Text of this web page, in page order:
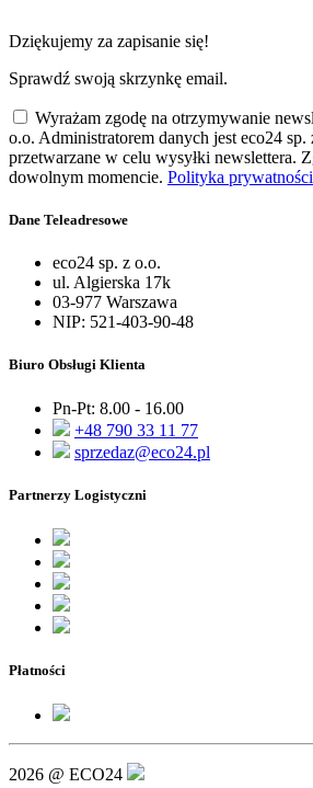
Dziękujemy za zapisanie się!
Sprawdź swoją skrzynkę email.
Wyrażam zgodę na otrzymywanie
o.o. Administratorem danych jest eco24 sp.
przetwarzane w celu wysyłki newslettera.
dowolnym momencie. Polityka prywatności
Dane Teleadresowe
eco24 sp. z o.o.
ul. Algierska 17k
03-977 Warszawa
NIP: 521-403-90-48
Biuro Obsługi Klienta
Pn-Pt: 8.00 - 16.00
+48 790 33 11 77
sprzedaz@eco24.pl
Partnerzy Logistyczni
Płatności
2026 @ ECO24